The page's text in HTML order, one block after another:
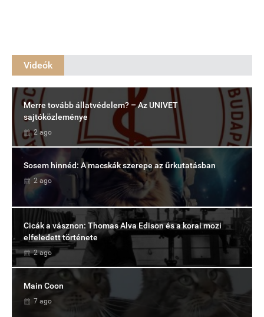
Videók
Merre tovább állatvédelem? – Az UNIVET
sajtóközleménye
2 ago
Sosem hinnéd: A macskák szerepe az űrkutatásban
2 ago
Cicák a vásznon: Thomas Alva Edison és a korai mozi
elfeledett története
2 ago
Main Coon
7 ago